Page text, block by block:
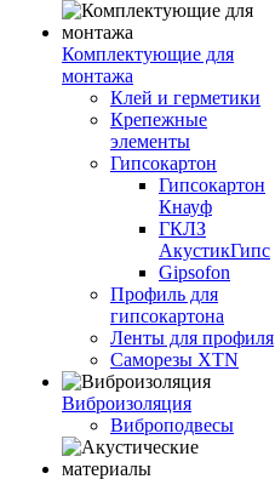
Комплектующие для
монтажа
Клей и герметики
Крепежные
элементы
Гипсокартон
Гипсокартон
Кнауф
ГКЛЗ
АкустикГипс
Gipsofon
Профиль для
гипсокартона
Ленты для профиля
Саморезы XTN
Виброизоляция
Виброподвесы